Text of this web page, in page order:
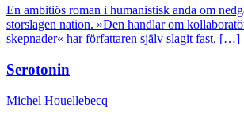
En ambitiös roman i humanistisk anda om
storslagen nation. »Den handlar om
skepnader« har författaren själv slagit fast. […]
Serotonin
Michel Houellebecq